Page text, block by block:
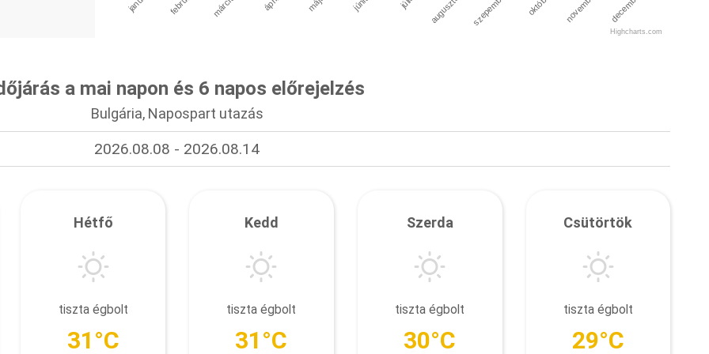
augusztus szepember
Highcharts.com
a mai napon és 6 napos előrejelzés
Bulgária, Napospart utazás
2026.08.08 - 2026.08.14
Hétfő
tiszta égbolt
31°C
Kedd
tiszta égbolt
31°C
Szerda
tiszta égbolt
30°C
Csütörtök
tiszta égbolt
29°C